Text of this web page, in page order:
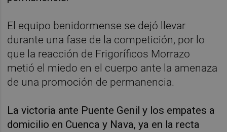
El equipo benidormense se dejó llevar
durante una fase de la competición, por lo
que la reacción de Frigoríficos Morrazo
metió el miedo en el cuerpo ante la amenaza
de una promoción de permanencia.
La victoria ante Puente Genil y los empates a
domicilio en Cuenca y Nava, ya en la recta